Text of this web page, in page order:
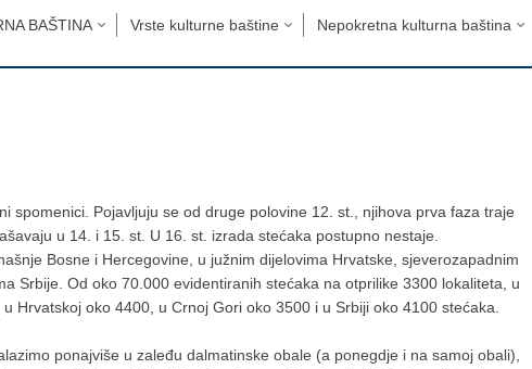
BAŠTINA Vrste kulturne baštine Nepokretna kulturna baština
spomenici. Pojavljuju se od druge polovine 12. st., njihova prva faza traje
u 14. i 15. st. U 16. st. izrada stećaka postupno nestaje.
Bosne i Hercegovine, u južnim dijelovima Hrvatske, sjeverozapadnim
Srbije. Od oko 70.000 evidentiranih stećaka na otprilike 3300 lokaliteta, u
Hrvatskoj oko 4400, u Crnoj Gori oko 3500 i u Srbiji oko 4100 stećaka.
ponajviše u zaleđu dalmatinske obale (a ponegdje i na samoj obali),